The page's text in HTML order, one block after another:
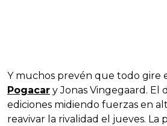
Y muchos prevén que todo gire
Pogacar y Jonas Vingegaard. El
ediciones midiendo fuerzas en
reavivar la rivalidad el jueves. La